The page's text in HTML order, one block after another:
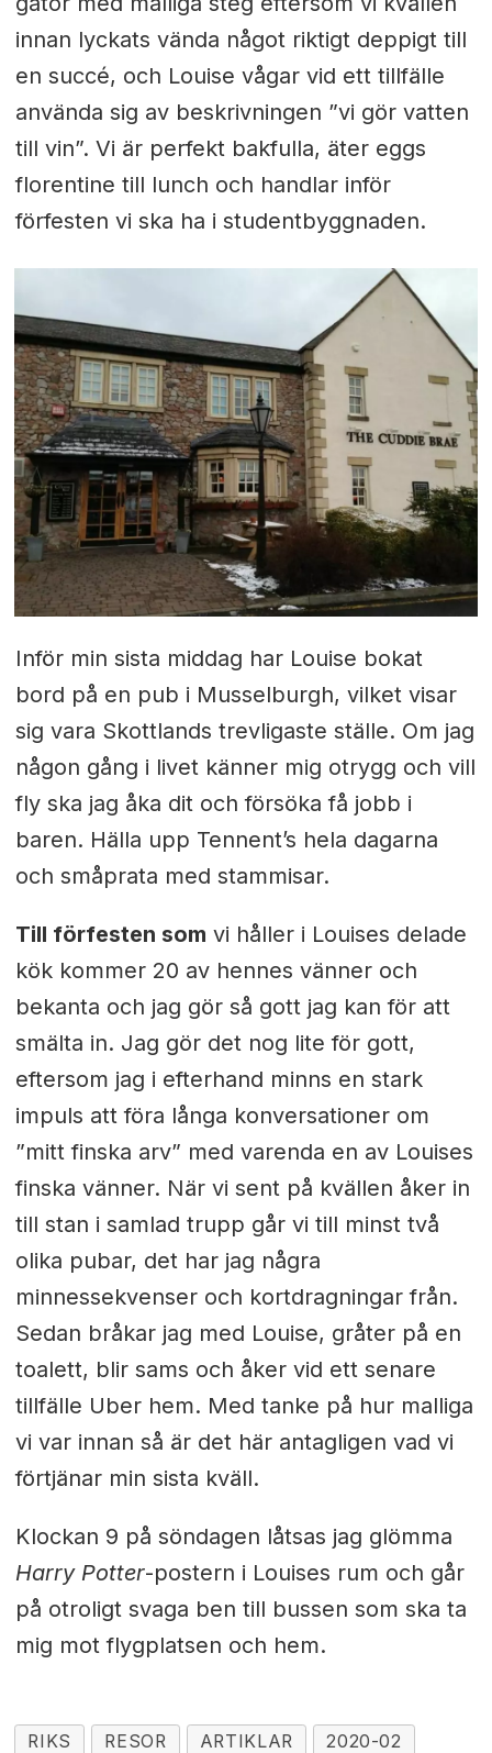
innan lyckats vända något riktigt deppigt till
en succé, och Louise vågar vid ett tillfälle
använda sig av beskrivningen ”vi gör vatten
till vin”. Vi är perfekt bakfulla, äter eggs
florentine till lunch och handlar inför
förfesten vi ska ha i studentbyggnaden.
Inför min sista middag har Louise bokat
bord på en pub i Musselburgh, vilket visar
sig vara Skottlands trevligaste ställe. Om jag
någon gång i livet känner mig otrygg och vill
fly ska jag åka dit och försöka få jobb i
baren. Hälla upp Tennent’s hela dagarna
och småprata med stammisar.
Till förfesten som vi håller i Louises delade
kök kommer 20 av hennes vänner och
bekanta och jag gör så gott jag kan för att
smälta in. Jag gör det nog lite för gott,
eftersom jag i efterhand minns en stark
impuls att föra långa konversationer om
”mitt finska arv” med varenda en av Louises
finska vänner. När vi sent på kvällen åker in
till stan i samlad trupp går vi till minst två
olika pubar, det har jag några
minnessekvenser och kortdragningar från.
Sedan bråkar jag med Louise, gråter på en
toalett, blir sams och åker vid ett senare
tillfälle Uber hem. Med tanke på hur malliga
vi var innan så är det här antagligen vad vi
förtjänar min sista kväll.
Klockan 9 på söndagen låtsas jag glömma
Harry Potter-postern i Louises rum och går
på otroligt svaga ben till bussen som ska ta
mig mot flygplatsen och hem.
RIKS RESOR ARTIKLAR 2020-02